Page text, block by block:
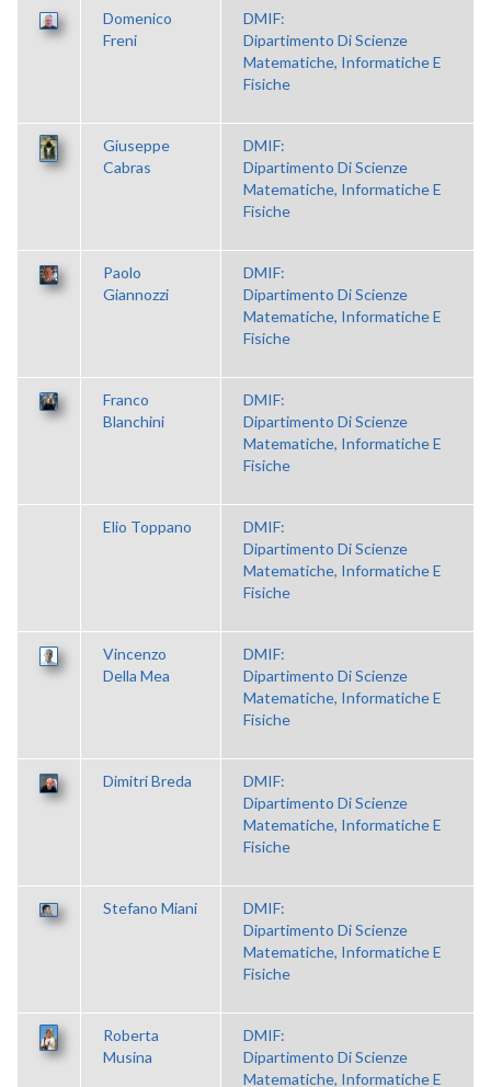
Domenico
Freni
DMIF:
Dipartimento Di Scienze
Matematiche, Informatiche E
Fisiche
Giuseppe
Cabras
DMIF:
Dipartimento Di Scienze
Matematiche, Informatiche E
Fisiche
Paolo
Giannozzi
DMIF:
Dipartimento Di Scienze
Matematiche, Informatiche E
Fisiche
Franco
Blanchini
DMIF:
Dipartimento Di Scienze
Matematiche, Informatiche E
Fisiche
Elio Toppano
DMIF:
Dipartimento Di Scienze
Matematiche, Informatiche E
Fisiche
Vincenzo
Della Mea
DMIF:
Dipartimento Di Scienze
Matematiche, Informatiche E
Fisiche
Dimitri Breda
DMIF:
Dipartimento Di Scienze
Matematiche, Informatiche E
Fisiche
Stefano Miani
DMIF:
Dipartimento Di Scienze
Matematiche, Informatiche E
Fisiche
Roberta
Musina
DMIF:
Dipartimento Di Scienze
Matematiche, Informatiche E